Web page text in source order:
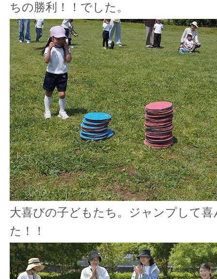
ちの勝利！！でした。
大喜びの子どもたち。ジャンプして
た！！